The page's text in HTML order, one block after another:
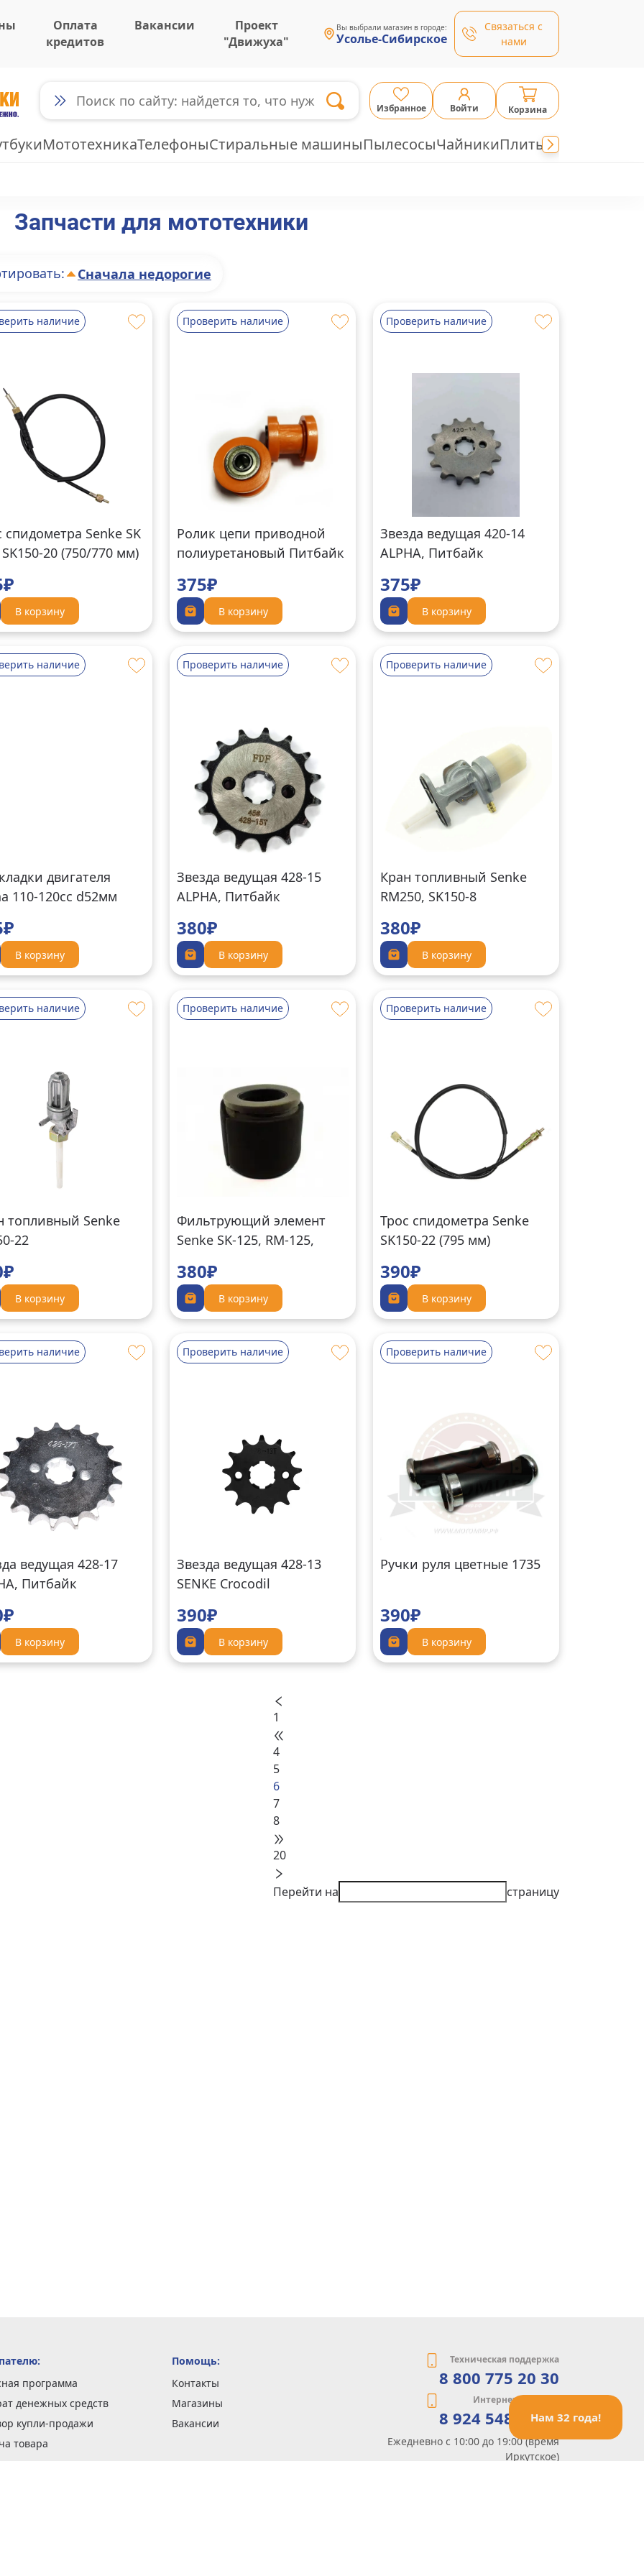
Оплата
кредитов
Вакансии
Проект
"Движуха"
Вы выбрали магазин в городе:
Усолье-Сибирское
Связаться с
нами
Избранное Войти Корзина
МототехникаТелефоныСтиральные машиныПылесосыЧайникиПлиты
Нам 32 года!
Запчасти для мототехники
Сначала недорогие
наличие
спидометра Senke SK
20 (750/770 мм)
В корзину
Проверить наличие
Ролик цепи приводной
полиуретановый Питбайк
375₽
В корзину
Проверить наличие
Звезда ведущая 420-14
ALPHA, Питбайк
375₽
В корзину
наличие
двигателя
110-120cc d52мм
В корзину
Проверить наличие
Звезда ведущая 428-15
ALPHA, Питбайк
380₽
В корзину
Проверить наличие
Кран топливный Senke
RM250, SK150-8
380₽
В корзину
наличие
топливный Senke
22
В корзину
Проверить наличие
Фильтрующий элемент
Senke SK-125, RM-125,
380₽
В корзину
Проверить наличие
Трос спидометра Senke
SK150-22 (795 мм)
390₽
В корзину
наличие
ведущая 428-17
Питбайк
В корзину
Проверить наличие
Звезда ведущая 428-13
SENKE Crocodil
390₽
В корзину
Проверить наличие
Ручки руля цветные 1735
390₽
В корзину
1
4
5
6
7
8
20
Перейти на страницу
программа
денежных средств
купли-продажи
товара
Помощь:
Контакты
Магазины
Вакансии
Техническая поддержка
8 800 775 20 30
Интернет-магазин
8 924 548 85 07
Ежедневно с 10:00 до 19:00 (время
Иркутское)